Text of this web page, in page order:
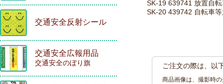
SK-19 639741 放置自
SK-20 439742 自転車
ご注文の際は、以
商品画像は、撮影時
交通安全反射シール
交通安全広報用品
交通安全のぼり旗